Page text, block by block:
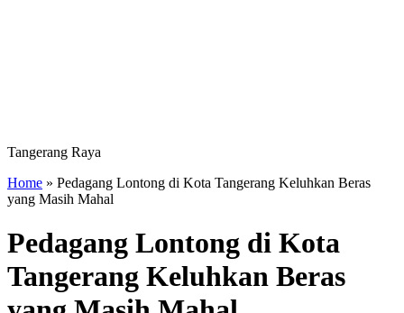
Tangerang Raya
Home » Pedagang Lontong di Kota Tangerang Keluhkan Beras
yang Masih Mahal
Pedagang Lontong di Kota
Tangerang Keluhkan Beras